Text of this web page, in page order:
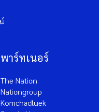
พาร์ทเนอร์
The Nation
Nationgroup
Komchadluek